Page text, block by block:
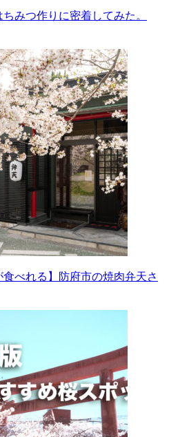
みつ作りに密着してみた。
食べれる】防府市の焼肉弁天さ